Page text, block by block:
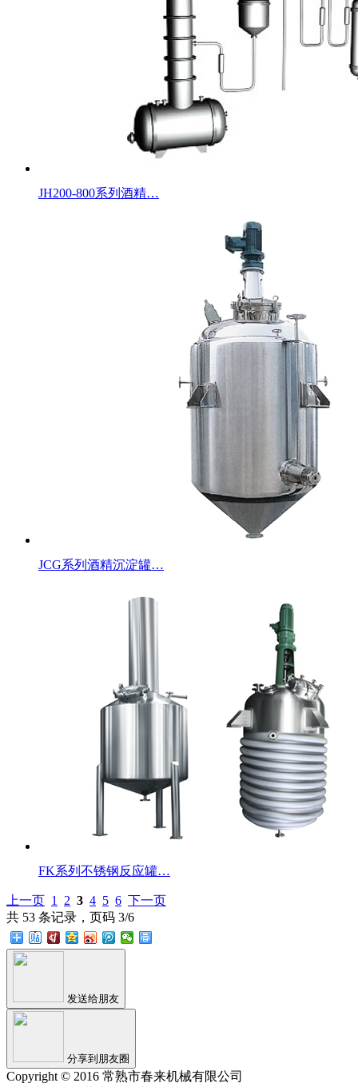
JH200-800系列酒精…
JCG系列酒精沉淀罐…
FK系列不锈钢反应罐…
上一页 1 2 3 4 5 6 下一页
共 53 条记录，页码 3/6
发送给朋友
分享到朋友圈
Copyright © 2016 常熟市春来机械有限公司